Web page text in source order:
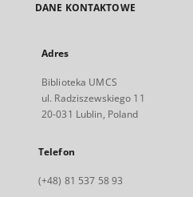
DANE KONTAKTOWE
Adres
Biblioteka UMCS
ul. Radziszewskiego 11
20-031 Lublin, Poland
Telefon
(+48) 81 537 58 93